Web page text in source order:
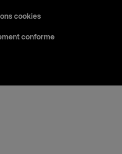
cookies
conforme